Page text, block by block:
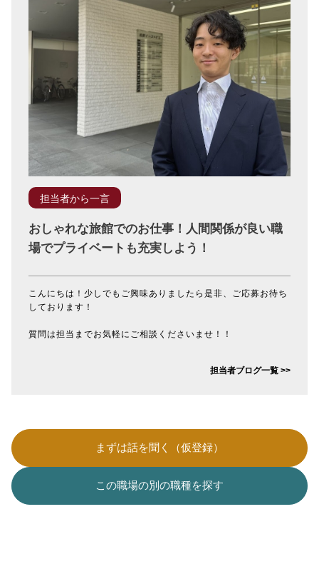
担当者から一言
おしゃれな旅館でのお仕事！人間関係が良い職
場でプライベートも充実しよう！
こんにちは！少しでもご興味ありましたら是非、ご応募お待ち
しております！
質問は担当までお気軽にご相談くださいませ！！
担当者ブログ一覧 >>
まずは話を聞く（仮登録）
この職場の別の職種を探す